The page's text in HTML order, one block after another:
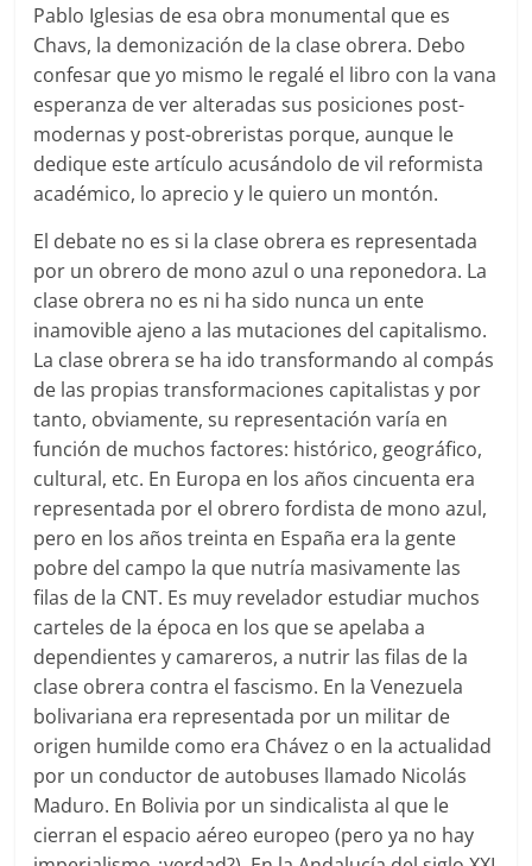
Pablo Iglesias de esa obra monumental que es
Chavs, la demonización de la clase obrera. Debo
confesar que yo mismo le regalé el libro con la vana
esperanza de ver alteradas sus posiciones post-
modernas y post-obreristas porque, aunque le
dedique este artículo acusándolo de vil reformista
académico, lo aprecio y le quiero un montón.
El debate no es si la clase obrera es representada
por un obrero de mono azul o una reponedora. La
clase obrera no es ni ha sido nunca un ente
inamovible ajeno a las mutaciones del capitalismo.
La clase obrera se ha ido transformando al compás
de las propias transformaciones capitalistas y por
tanto, obviamente, su representación varía en
función de muchos factores: histórico, geográfico,
cultural, etc. En Europa en los años cincuenta era
representada por el obrero fordista de mono azul,
pero en los años treinta en España era la gente
pobre del campo la que nutría masivamente las
filas de la CNT. Es muy revelador estudiar muchos
carteles de la época en los que se apelaba a
dependientes y camareros, a nutrir las filas de la
clase obrera contra el fascismo. En la Venezuela
bolivariana era representada por un militar de
origen humilde como era Chávez o en la actualidad
por un conductor de autobuses llamado Nicolás
Maduro. En Bolivia por un sindicalista al que le
cierran el espacio aéreo europeo (pero ya no hay